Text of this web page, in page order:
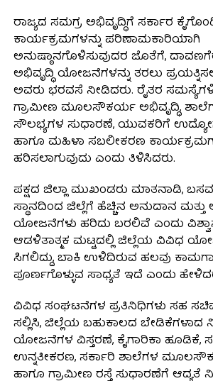
ರಾಜ್ಯದ ಸಮಗ್ರ ಅಭಿವೃದ್ಧಿಗೆ ಸರ್ಕಾರ
ಕಾರ್ಯಕ್ರಮಗಳನ್ನು ಪರಿಣಾಮಕಾರಿಯಾಗಿ
ಅನುಷ್ಠಾನಗೊಳಿಸುವುದರ ಜೊತೆಗೆ,
ಅಭಿವೃದ್ಧಿ ಯೋಜನೆಗಳನ್ನು ತರಲು
ಅವರು ಭರವಸೆ ನೀಡಿದರು. ರೈತರ
ಗ್ರಾಮೀಣ ಮೂಲಸೌಕರ್ಯ ಅಭಿವೃದ್ಧಿ,
ಸೌಲಭ್ಯಗಳ ಸುಧಾರಣೆ, ಯುವಕರಿಗೆ
ಹಾಗೂ ಮಹಿಳಾ ಸಬಲೀಕರಣ
ಹರಿಸಲಾಗುವುದು ಎಂದು ತಿಳಿಸಿದರು.
ಪಕ್ಷದ ಜಿಲ್ಲಾ ಮುಖಂಡರು ಮಾತನಾಡಿ,
ಸ್ಥಾನದಿಂದ ಜಿಲ್ಲೆಗೆ ಹೆಚ್ಚಿನ ಅನುದಾನ ಮತ್ತು
ಯೋಜನೆಗಳು ಹರಿದು ಬರಲಿವೆ ಎಂದು
ಆಡಳಿತಾತ್ಮಕ ಮಟ್ಟದಲ್ಲಿ ಜಿಲ್ಲೆಯ ವಿವಿಧ
ಸಿಗಲಿದ್ದು, ಬಾಕಿ ಉಳಿದಿರುವ ಹಲವು
ಪೂರ್ಣಗೊಳ್ಳುವ ಸಾಧ್ಯತೆ ಇದೆ ಎಂದು
ವಿವಿಧ ಸಂಘಟನೆಗಳ ಪ್ರತಿನಿಧಿಗಳು ಸಹ
ಸಲ್ಲಿಸಿ, ಜಿಲ್ಲೆಯ ಬಹುಕಾಲದ ಬೇಡಿಕೆಗಳಾದ
ಯೋಜನೆಗಳ ವಿಸ್ತರಣೆ, ಕೈಗಾರಿಕಾ ಹೂಡಿಕೆ,
ಉನ್ನತೀಕರಣ, ಸರ್ಕಾರಿ ಶಾಲೆಗಳ
ಹಾಗೂ ಗ್ರಾಮೀಣ ರಸ್ತೆ ಸುಧಾರಣೆಗೆ